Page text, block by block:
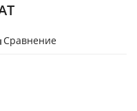
Сравнение